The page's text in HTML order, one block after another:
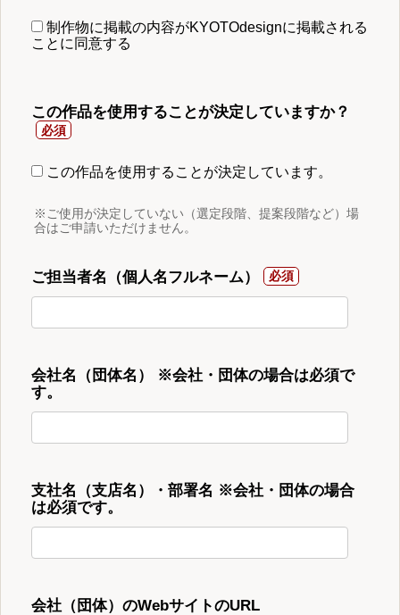
制作物に掲載の内容がKYOTOdesignに掲載される
ことに同意する
この作品を使用することが決定していますか？
この作品を使用することが決定しています。
※ご使用が決定していない（選定段階、提案段階など）場
合はご申請いただけません。
ご担当者名（個人名フルネーム）
会社名（団体名） ※会社・団体の場合は必須で
す。
支社名（支店名）・部署名 ※会社・団体の場合
は必須です。
会社（団体）のWebサイトのURL